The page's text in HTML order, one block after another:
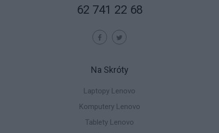
62 741 22 68
Na Skróty
Laptopy Lenovo
Komputery Lenovo
Tablety Lenovo